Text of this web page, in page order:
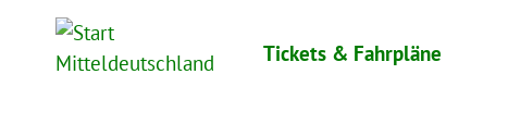
content
Tickets & Fahrpläne